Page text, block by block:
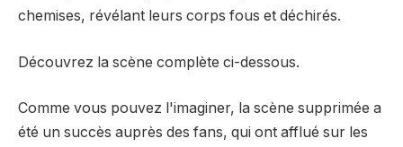
chemises, révélant leurs corps fous et déchirés.
Découvrez la scène complète ci-dessous.
Comme vous pouvez l'imaginer, la scène supprimée a
été un succès auprès des fans, qui ont afflué sur les